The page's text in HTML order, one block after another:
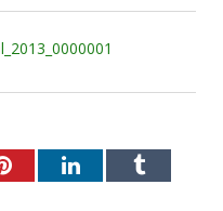
PinterestLinkedInTumblr